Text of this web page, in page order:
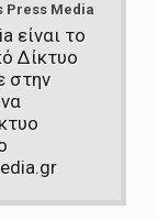
Press Media
είναι το
Δίκτυο
στην